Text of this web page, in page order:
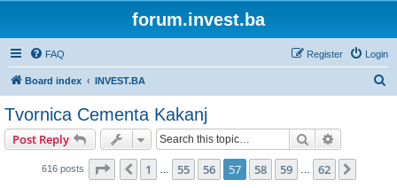
forum.invest.ba
FAQ Login
Register
Board index INVEST.BA
Tvornica Cementa Kakanj
Post Reply Search
616 posts Page 57 of 62
Previous
1 55 56 57 58 59 62